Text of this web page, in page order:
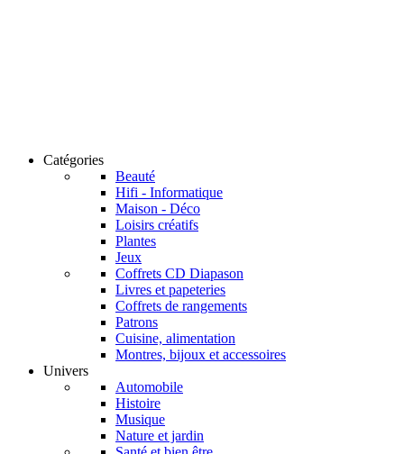
Catégories
Beauté
Hifi - Informatique
Maison - Déco
Loisirs créatifs
Plantes
Jeux
Coffrets CD Diapason
Livres et papeteries
Coffrets de rangements
Patrons
Cuisine, alimentation
Montres, bijoux et accessoires
Univers
Automobile
Histoire
Musique
Nature et jardin